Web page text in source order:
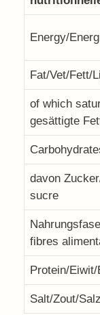
Energy/
Fat/Vet/Fett/
of which
gesättigte
davon
sucre
fibres
Protein/
Salt/Zout/